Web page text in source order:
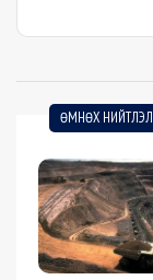
ӨМНӨХ НИЙТЛЭЛ